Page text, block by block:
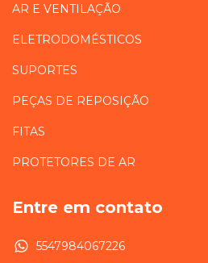
AR E VENTILAÇÃO
ELETRODOMÉSTICOS
SUPORTES
PEÇAS DE REPOSIÇÃO
FITAS
PROTETORES DE AR
Entre em contato
5547984067226